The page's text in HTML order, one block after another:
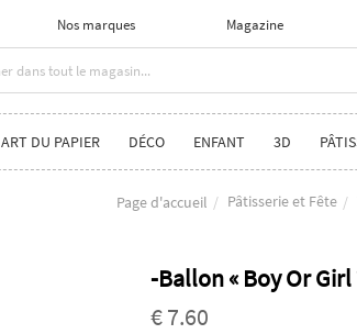
Nos marques Magazine
ART DU PAPIER DÉCO ENFANT 3D
Page d'accueil Pâtisserie et Fête
-Ballon « Boy Or Girl
€ 7.60